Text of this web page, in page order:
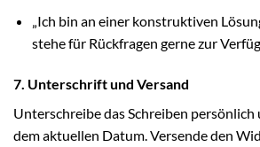
„Ich bin an einer konstruktiven
stehe für Rückfragen gerne zur
7. Unterschrift und Versand
Unterschreibe das Schreiben persönlich
dem aktuellen Datum. Versende den